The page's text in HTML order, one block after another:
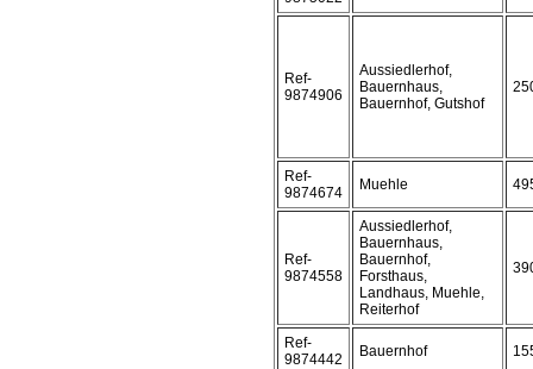
Ref-
9874906
Aussiedlerhof,
Bauernhaus,
Bauernhof, Gutshof
Ref-
9874674
Muehle
Ref-
9874558
Aussiedlerhof,
Bauernhaus,
Bauernhof,
Forsthaus,
Landhaus, Muehle,
Reiterhof
Ref-
9874442
Bauernhof